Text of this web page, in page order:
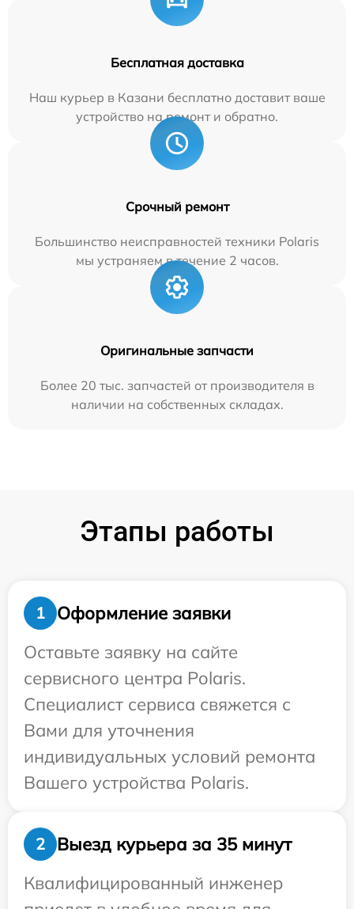
Бесплатная доставка
Наш курьер в Казани бесплатно доставит ваше
устройство на ремонт и обратно.
Срочный ремонт
Большинство неисправностей техники Polaris
мы устраняем в течение 2 часов.
Оригинальные запчасти
Более 20 тыс. запчастей от производителя в
наличии на собственных складах.
Этапы работы
1
Оформление заявки
Оставьте заявку на сайте
сервисного центра Polaris.
Специалист сервиса свяжется с
Вами для уточнения
индивидуальных условий ремонта
Вашего устройства Polaris.
2
Выезд курьера за 35 минут
Квалифицированный инженер